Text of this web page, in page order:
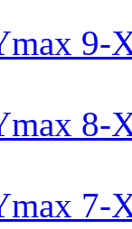
9-
8-
7-